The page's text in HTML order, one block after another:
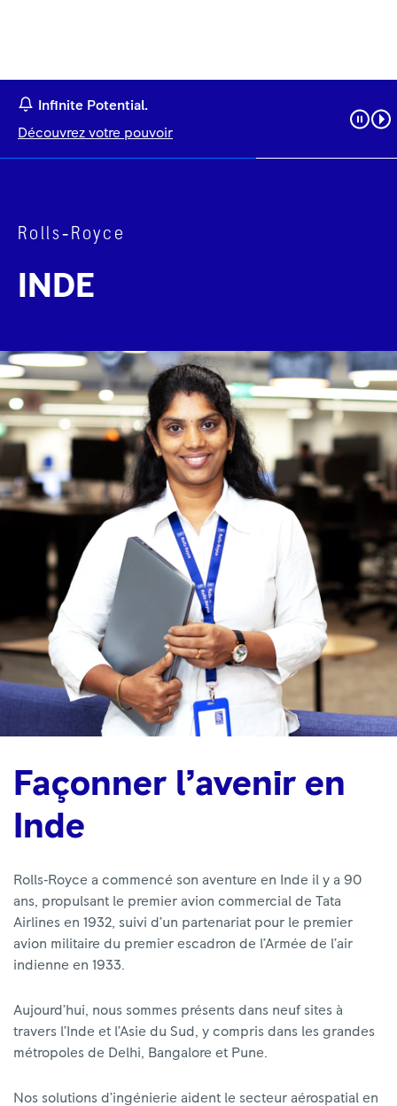
Infinite Potential.
Découvrez votre pouvoir
Rolls‑Royce
INDE
Façonner l’avenir en
Inde
Rolls‑Royce a commencé son aventure en Inde il y a 90
ans, propulsant le premier avion commercial de Tata
Airlines en 1932, suivi d’un partenariat pour le premier
avion militaire du premier escadron de l’Armée de l’air
indienne en 1933.
Aujourd’hui, nous sommes présents dans neuf sites à
travers l’Inde et l’Asie du Sud, y compris dans les grandes
métropoles de Delhi, Bangalore et Pune.
Nos solutions d’ingénierie aident le secteur aérospatial en